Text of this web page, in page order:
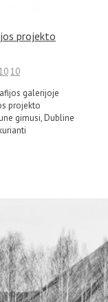
projekto
10
galerijoje
projekto
gimusi, Dubline